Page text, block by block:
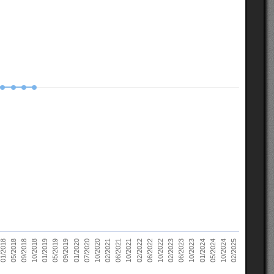
01/2018 05/2018 09/2018 10/2018 01/2019 05/2019 09/2019 01/2020 07/2020 10/2020 02/2021 06/2021 10/2021 02/2022 06/2022 10/2022 02/2023 06/2023 10/2023 01/2024 05/2024 10/2024 02/2025